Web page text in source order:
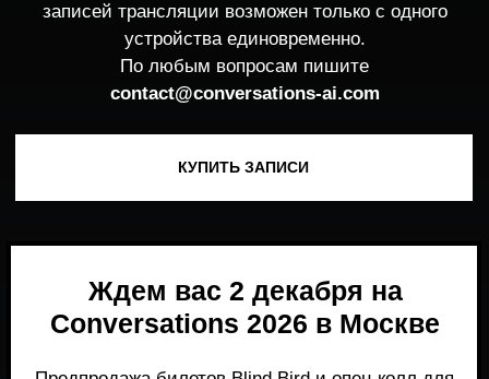
Ждем вас 2 декабря на
Conversations 2026 в Москве
ПОДПИСАТЬСЯ НА НОВОСТИ